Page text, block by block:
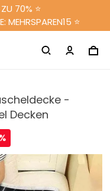
70% ⭐
MEHRSPAREN15 ⭐
-
Decken